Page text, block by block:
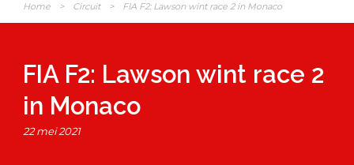
Home > Circuit > FIA F2: Lawson wint race 2 in Monaco
FIA F2: Lawson wint race 2
in Monaco
22 mei 2021